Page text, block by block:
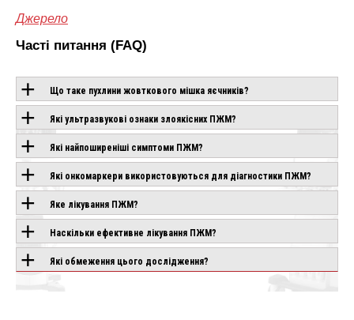
Джерело
Часті питання (FAQ)
Що таке пухлини жовткового мішка яєчників?
Які ультразвукові ознаки злоякісних ПЖМ?
Які найпоширеніші симптоми ПЖМ?
Які онкомаркери використовуються для діагностики ПЖМ?
Яке лікування ПЖМ?
Наскільки ефективне лікування ПЖМ?
Які обмеження цього дослідження?
ОБЛАДНАННЯ З
ЦІЄЮ
ТЕХНОЛОГІЄЮ
AIR
CANON APLIO
Під замовлення
CHISON SONOGO
Під замовлення